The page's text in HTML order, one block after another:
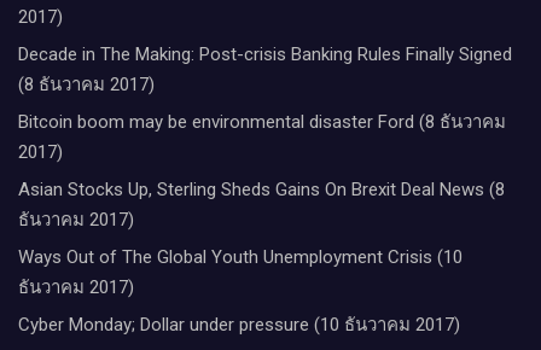
2017)
Decade in The Making: Post-crisis Banking Rules Finally Signed
(8 ธันวาคม 2017)
Bitcoin boom may be environmental disaster Ford (8 ธันวาคม
2017)
Asian Stocks Up, Sterling Sheds Gains On Brexit Deal News (8
ธันวาคม 2017)
Ways Out of The Global Youth Unemployment Crisis (10
ธันวาคม 2017)
Cyber Monday; Dollar under pressure (10 ธันวาคม 2017)